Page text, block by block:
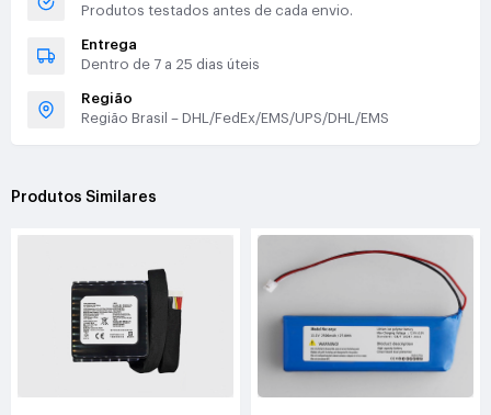
Produtos testados antes de cada envio.
Entrega
Dentro de 7 a 25 dias úteis
Região
Região Brasil – DHL/FedEx/EMS/UPS/DHL/EMS
Produtos Similares